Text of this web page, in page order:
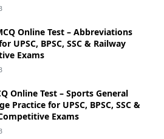
Online Test – Abbreviations
UPSC, BPSC, SSC & Railway
Exams
Online Test – Sports General
Practice for UPSC, BPSC, SSC &
Exams